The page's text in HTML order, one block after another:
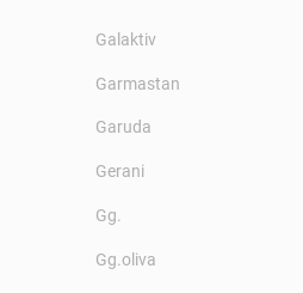
Galaktiv
Garmastan
Garuda
Gerani
Gg.
Gg.oliva